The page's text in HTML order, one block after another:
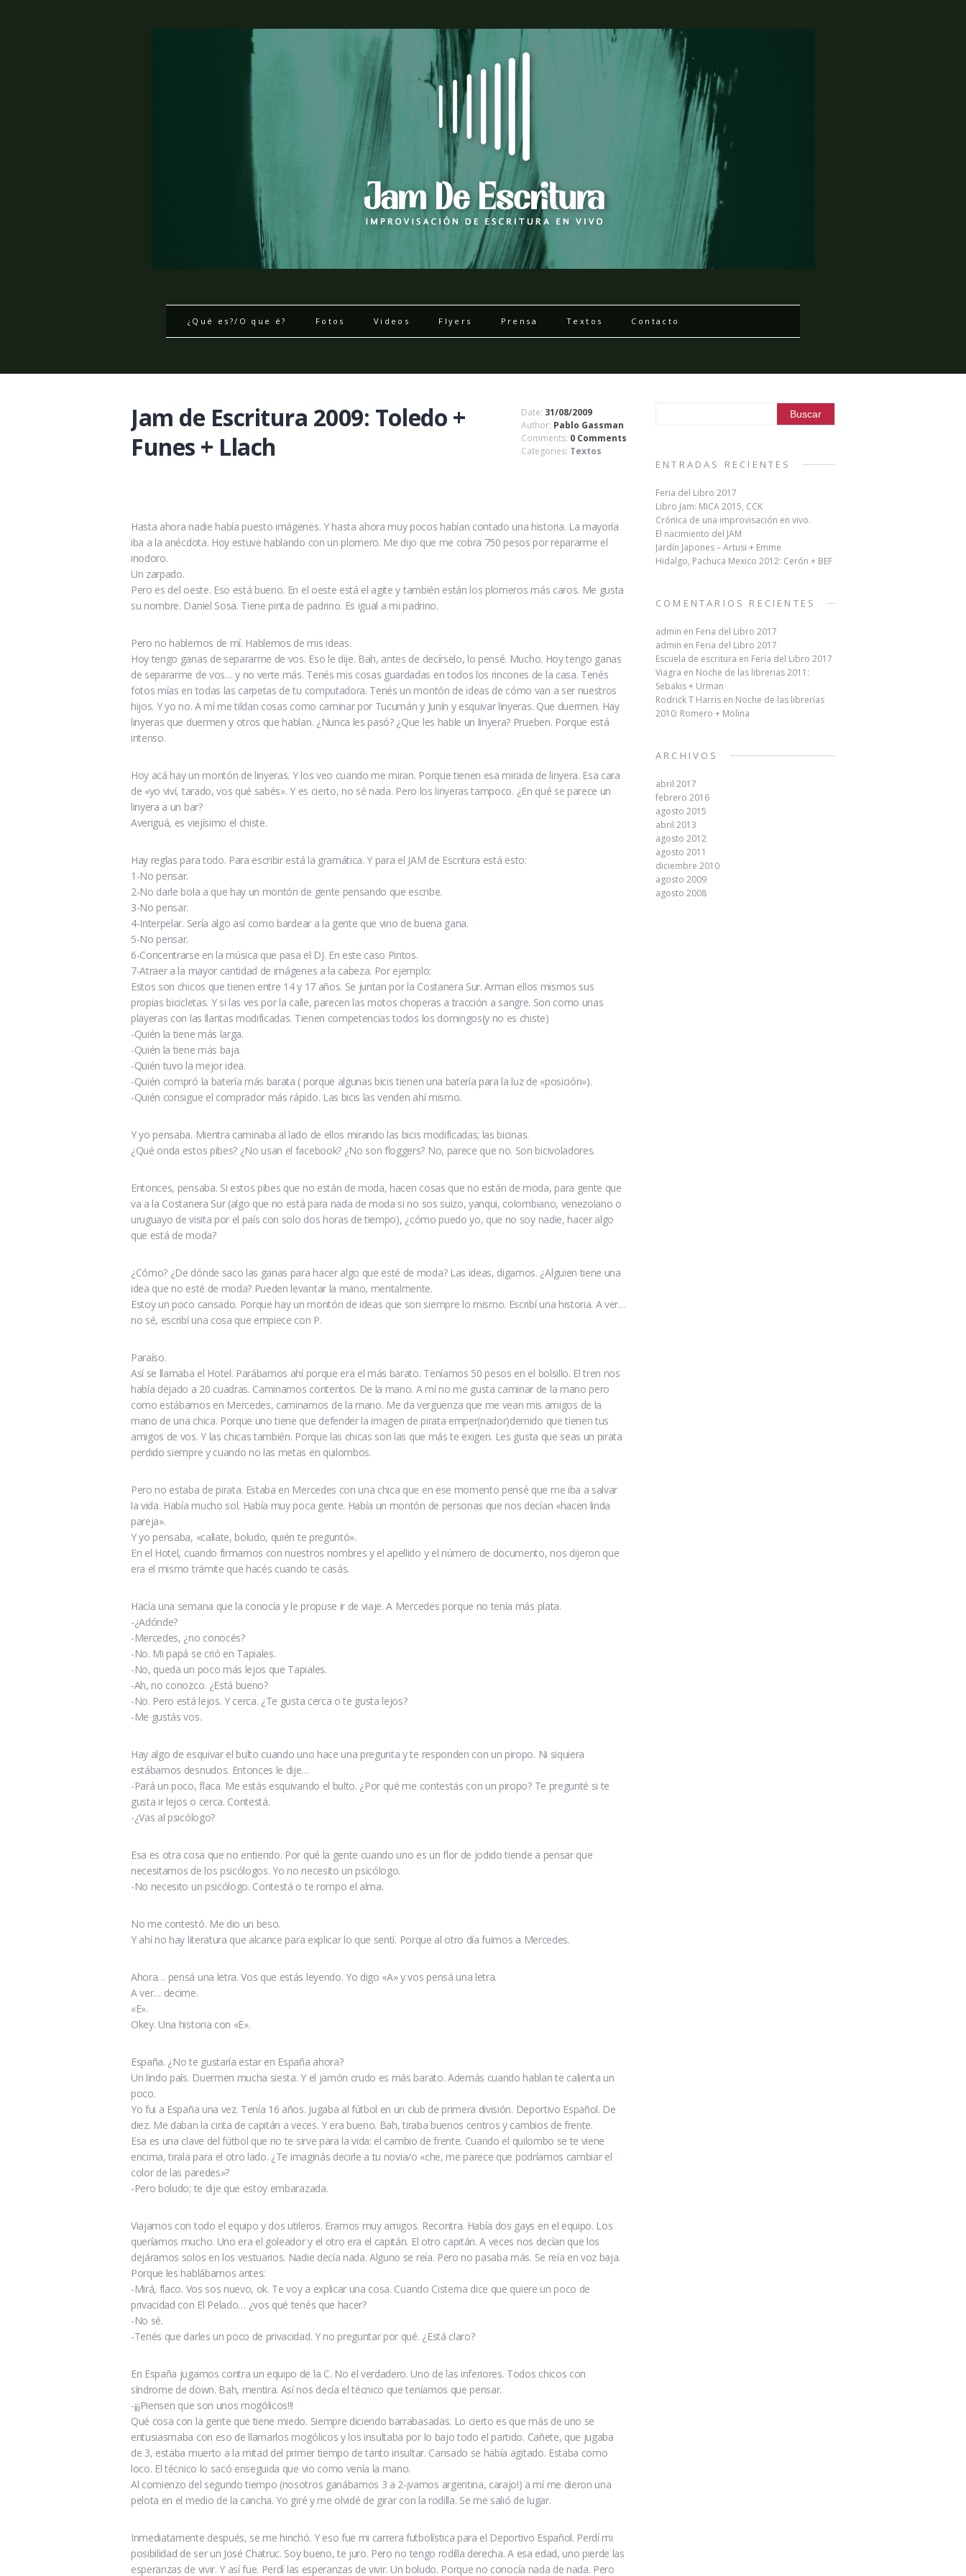
¿Qué es?/O que é? Fotos Videos Flyers Prensa Textos Contacto
Jam de Escritura 2009: Toledo +
Funes + Llach
Date: 31/08/2009
Author: Pablo Gassman
Comments: 0 Comments
Categories: Textos
Hasta ahora nadie había puesto imágenes. Y hasta ahora muy pocos habían contado una historia. La mayoría
iba a la anécdota. Hoy estuve hablando con un plomero. Me dijo que me cobra 750 pesos por repararme el
inodoro.
Un zarpado.
Pero es del oeste. Eso está bueno. En el oeste está el agite y también están los plomeros más caros. Me gusta
su nombre. Daniel Sosa. Tiene pinta de padrino. Es igual a mi padrino.
Pero no hablemos de mí. Hablemos de mis ideas.
Hoy tengo ganas de separarme de vos. Eso le dije. Bah, antes de decírselo, lo pensé. Mucho. Hoy tengo ganas
de separarme de vos… y no verte más. Tenés mis cosas guardadas en todos los rincones de la casa. Tenés
fotos mías en todas las carpetas de tu computadora. Tenés un montón de ideas de cómo van a ser nuestros
hijos. Y yo no. A mí me tildan cosas como caminar por Tucumán y Junín y esquivar linyeras. Que duermen. Hay
linyeras que duermen y otros que hablan. ¿Nunca les pasó? ¿Que les hable un linyera? Prueben. Porque está
intenso.
Hoy acá hay un montón de linyeras. Y los veo cuando me miran. Porque tienen esa mirada de linyera. Esa cara
de «yo viví, tarado, vos qué sabés». Y es cierto, no sé nada. Pero los linyeras tampoco. ¿En qué se parece un
linyera a un bar?
Averiguá, es viejísimo el chiste.
Hay reglas para todo. Para escribir está la gramática. Y para el JAM de Escritura está esto:
1-No pensar.
2-No darle bola a que hay un montón de gente pensando que escribe.
3-No pensar.
4-Interpelar. Sería algo así como bardear a la gente que vino de buena gana.
5-No pensar.
6-Concentrarse en la música que pasa el DJ. En este caso Pintos.
7-Atraer a la mayor cantidad de imágenes a la cabeza. Por ejemplo:
Estos son chicos que tienen entre 14 y 17 años. Se juntan por la Costanera Sur. Arman ellos mismos sus
propias bicicletas. Y si las ves por la calle, parecen las motos choperas a tracción a sangre. Son como unas
playeras con las llantas modificadas. Tienen competencias todos los domingos(y no es chiste)
-Quién la tiene más larga.
-Quién la tiene más baja.
-Quién tuvo la mejor idea.
-Quién compró la batería más barata ( porque algunas bicis tienen una batería para la luz de «posición»).
-Quién consigue el comprador más rápido. Las bicis las venden ahí mismo.
Y yo pensaba. Mientra caminaba al lado de ellos mirando las bicis modificadas; las bicinas.
¿Qué onda estos pibes? ¿No usan el facebook? ¿No son floggers? No, parece que no. Son bicivoladores.
Entonces, pensaba. Si estos pibes que no están de moda, hacen cosas que no están de moda, para gente que
va a la Costanera Sur (algo que no está para nada de moda si no sos suizo, yanqui, colombiano, venezolano o
uruguayo de visita por el país con solo dos horas de tiempo), ¿cómo puedo yo, que no soy nadie, hacer algo
que está de moda?
¿Cómo? ¿De dónde saco las ganas para hacer algo que esté de moda? Las ideas, digamos. ¿Alguien tiene una
idea que no esté de moda? Pueden levantar la mano, mentalmente.
Estoy un poco cansado. Porque hay un montón de ideas que son siempre lo mismo. Escribí una historia. A ver…
no sé, escribí una cosa que empiece con P.
Paraíso.
Así se llamaba el Hotel. Parábamos ahí porque era el más barato. Teníamos 50 pesos en el bolsillo. El tren nos
había dejado a 20 cuadras. Caminamos contentos. De la mano. A mí no me gusta caminar de la mano pero
como estábamos en Mercedes, caminamos de la mano. Me da verguenza que me vean mis amigos de la
mano de una chica. Porque uno tiene que defender la imagen de pirata emper(nador)dernido que tienen tus
amigos de vos. Y las chicas también. Porque las chicas son las que más te exigen. Les gusta que seas un pirata
perdido siempre y cuando no las metas en quilombos.
Pero no estaba de pirata. Estaba en Mercedes con una chica que en ese momento pensé que me iba a salvar
la vida. Había mucho sol. Había muy poca gente. Había un montón de personas que nos decían «hacen linda
pareja».
Y yo pensaba, «callate, boludo, quién te preguntó».
En el Hotel, cuando firmamos con nuestros nombres y el apellido y el número de documento, nos dijeron que
era el mismo trámite que hacés cuando te casás.
Hacía una semana que la conocía y le propuse ir de viaje. A Mercedes porque no tenía más plata.
-¿Adónde?
-Mercedes, ¿no conocés?
-No. Mi papá se crió en Tapiales.
-No, queda un poco más lejos que Tapiales.
-Ah, no conozco. ¿Está bueno?
-No. Pero está lejos. Y cerca. ¿Te gusta cerca o te gusta lejos?
-Me gustás vos.
Hay algo de esquivar el bulto cuando uno hace una pregunta y te responden con un piropo. Ni siquiera
estábamos desnudos. Entonces le dije…
-Pará un poco, flaca. Me estás esquivando el bulto. ¿Por qué me contestás con un piropo? Te pregunté si te
gusta ir lejos o cerca. Contestá.
-¿Vas al psicólogo?
Esa es otra cosa que no entiendo. Por qué la gente cuando uno es un flor de jodido tiende a pensar que
necesitamos de los psicólogos. Yo no necesito un psicólogo.
-No necesito un psicólogo. Contestá o te rompo el alma.
No me contestó. Me dio un beso.
Y ahí no hay literatura que alcance para explicar lo que sentí. Porque al otro día fuimos a Mercedes.
Ahora… pensá una letra. Vos que estás leyendo. Yo digo «A» y vos pensá una letra.
A ver… decime.
«E».
Okey. Una historia con «E».
España. ¿No te gustaría estar en España ahora?
Un lindo país. Duermen mucha siesta. Y el jamón crudo es más barato. Además cuando hablan te calienta un
poco.
Yo fui a España una vez. Tenía 16 años. Jugaba al fútbol en un club de primera división. Deportivo Español. De
diez. Me daban la cinta de capitán a veces. Y era bueno. Bah, tiraba buenos centros y cambios de frente.
Esa es una clave del fútbol que no te sirve para la vida: el cambio de frente. Cuando el quilombo se te viene
encima, tirala para el otro lado. ¿Te imaginás decirle a tu novia/o «che, me parece que podríamos cambiar el
color de las paredes»?
-Pero boludo; te dije que estoy embarazada.
Viajamos con todo el equipo y dos utileros. Eramos muy amigos. Recontra. Había dos gays en el equipo. Los
queríamos mucho. Uno era el goleador y el otro era el capitán. El otro capitán. A veces nos decían que los
dejáramos solos en los vestuarios. Nadie decía nada. Alguno se reía. Pero no pasaba más. Se reía en voz baja.
Porque les hablábamos antes:
-Mirá, flaco. Vos sos nuevo, ok. Te voy a explicar una cosa. Cuando Cisterna dice que quiere un poco de
privacidad con El Pelado… ¿vos qué tenés que hacer?
-No sé.
-Tenés que darles un poco de privacidad. Y no preguntar por qué. ¿Está claro?
En España jugamos contra un equipo de la C. No el verdadero. Uno de las inferiores. Todos chicos con
síndrome de down. Bah, mentira. Así nos decía el técnico que teníamos que pensar.
-¡¡¡Piensen que son unos mogólicos!!!
Qué cosa con la gente que tiene miedo. Siempre diciendo barrabasadas. Lo cierto es que más de uno se
entusiasmaba con eso de llamarlos mogólicos y los insultaba por lo bajo todo el partido. Cañete, que jugaba
de 3, estaba muerto a la mitad del primer tiempo de tanto insultar. Cansado se había agitado. Estaba como
loco. El técnico lo sacó enseguida que vio como venía la mano.
Al comienzo del segundo tiempo (nosotros ganábamos 3 a 2-¡vamos argentina, carajo!) a mí me dieron una
pelota en el medio de la cancha. Yo giré y me olvidé de girar con la rodilla. Se me salió de lugar.
Inmediatamente después, se me hinchó. Y eso fue mi carrera futbolística para el Deportivo Español. Perdí mi
posibilidad de ser un José Chatruc. Soy bueno, te juro. Pero no tengo rodilla derecha. A esa edad, uno pierde las
esperanzas de vivir. Y así fue. Perdí las esperanzas de vivir. Un boludo. Porque no conocía nada de nada. Pero
ENTRADAS RECIENTES
Feria del Libro 2017
Libro Jam: MICA 2015, CCK
Crónica de una improvisación en vivo.
El nacimiento del JAM
Jardín Japones – Artusi + Emme
Hidalgo, Pachuca Mexico 2012: Cerón + BEF
COMENTARIOS RECIENTES
admin en Feria del Libro 2017
admin en Feria del Libro 2017
Escuela de escritura en Feria del Libro 2017
Viagra en Noche de las librerias 2011:
Sebakis + Urman
Rodrick T Harris en Noche de las librerías
2010: Romero + Molina
ARCHIVOS
abril 2017
febrero 2016
agosto 2015
abril 2013
agosto 2012
agosto 2011
diciembre 2010
agosto 2009
agosto 2008